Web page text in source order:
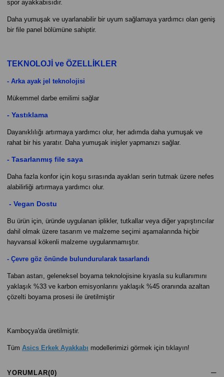
spor ayakkabısıdır.
Daha yumuşak ve uyarlanabilir bir uyum sağlamaya yardımcı olan geniş
bir file panel bölümüne sahiptir.
TEKNOLOJİ ve ÖZELLİKLER
- Arka ayak jel teknolojisi
Mükemmel darbe emilimi sağlar
- Yastıklama
Dayanıklılığı artırmaya yardımcı olur, her adımda daha yumuşak ve
rahat bir his yaratır. Daha yumuşak inişler yapmanızı sağlar.
- Tasarlanmış file saya
Daha fazla konfor için koşu sırasında ayakları serin tutmak üzere nefes
alabilirliği artırmaya yardımcı olur.
- Vegan Dostu
Bu ürün için, üründe uygulanan iplikler, tutkallar veya diğer yapıştırıcılar
dahil olmak üzere tasarım ve malzeme seçimi aşamalarında hiçbir
hayvansal kökenli malzeme uygulanmamıştır.
- Çevre göz önünde bulundurularak tasarlandı
Taban astarı, geleneksel boyama teknolojisine kıyasla su kullanımını
yaklaşık %33 ve karbon emisyonlarını yaklaşık %45 oranında azaltan
çözelti boyama prosesi ile üretilmiştir
Kamboçya'da üretilmiştir.
Tüm Asics Erkek Ayakkabı modellerimizi görmek için tıklayın!
YORUMLAR(0)